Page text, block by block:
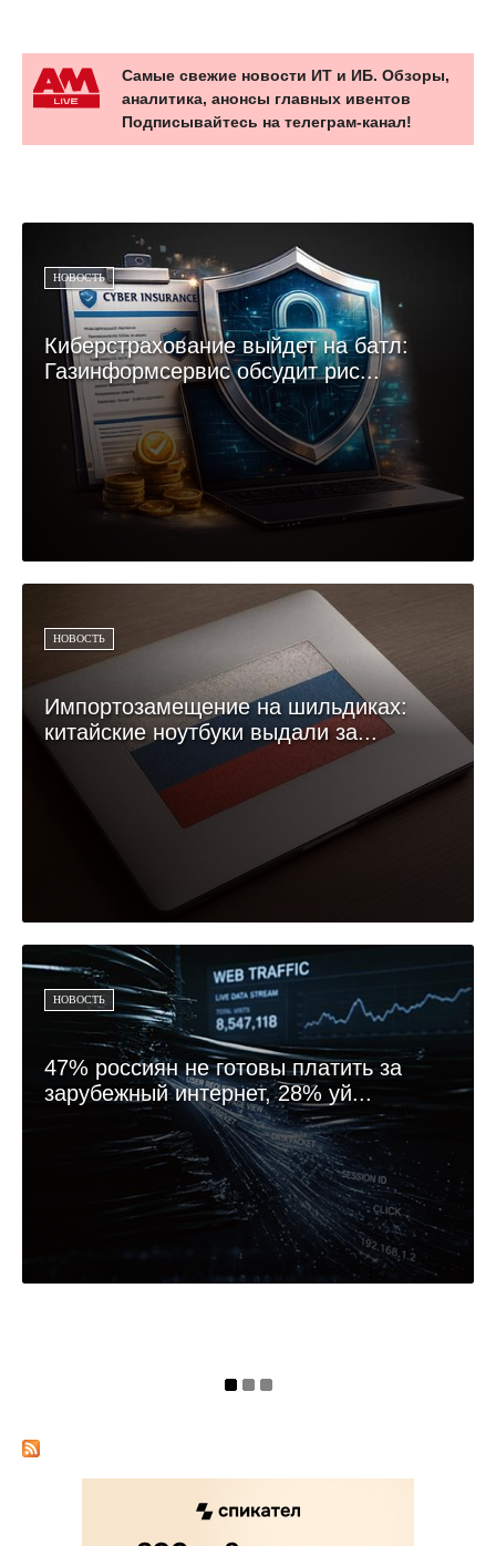
Самые свежие новости ИТ и ИБ. Обзоры,
аналитика, анонсы главных ивентов
Подписывайтесь на телеграм-канал!
НОВОСТЬ
Киберстрахование выйдет на батл:
Газинформсервис обсудит рис...
НОВОСТЬ
Импортозамещение на шильдиках:
китайские ноутбуки выдали за...
НОВОСТЬ
47% россиян не готовы платить за
зарубежный интернет, 28% уй...